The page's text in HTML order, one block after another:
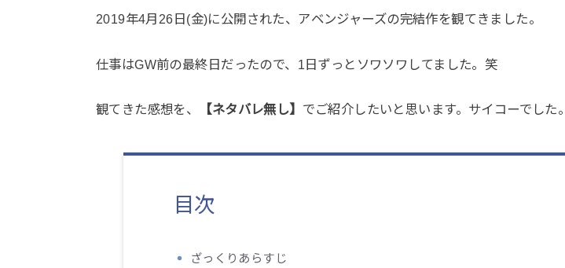
2019年4月26日(金)に公開された、アベンジャーズの完結作を観てきました。
仕事はGW前の最終日だったので、1日ずっとソワソワしてました。笑
観てきた感想を、 【ネタバレ無し】 でご紹介したいと思います。サイコーでした。
目次
ざっくりあらすじ